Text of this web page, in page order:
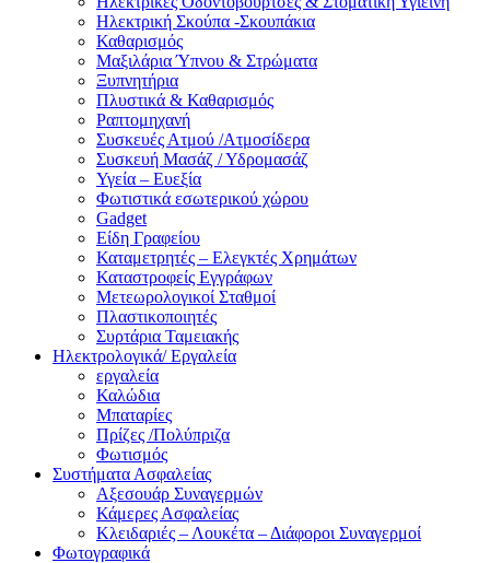
Ηλεκτρική Σκούπα -Σκουπάκια
Καθαρισμός
Μαξιλάρια Ύπνου & Στρώματα
Ξυπνητήρια
Πλυστικά & Καθαρισμός
Ραπτομηχανή
Συσκευές Ατμού /Ατμοσίδερα
Συσκευή Μασάζ / Υδρομασάζ
Υγεία – Ευεξία
Φωτιστικά εσωτερικού χώρου
Gadget
Είδη Γραφείου
Καταμετρητές – Ελεγκτές Χρημάτων
Καταστροφείς Εγγράφων
Μετεωρολογικοί Σταθμοί
Πλαστικοποιητές
Συρτάρια Ταμειακής
Ηλεκτρολογικά/ Εργαλεία
εργαλεία
Καλώδια
Μπαταρίες
Πρίζες /Πολύπριζα
Φωτισμός
Συστήματα Ασφαλείας
Αξεσουάρ Συναγερμών
Κάμερες Ασφαλείας
Κλειδαριές – Λουκέτα – Διάφοροι Συναγερμοί
Φωτογραφικά